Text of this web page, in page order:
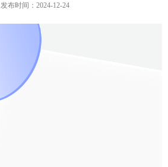
发布时间：2024-12-24